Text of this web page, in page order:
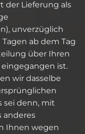
der Lieferung als
unverzüglich
ab dem Tag
über Ihren
ist.
wir dasselbe
sei denn, mit
anderes
Ihnen wegen